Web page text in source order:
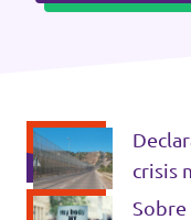
Volt Letonia
Volt Lituania
crisis